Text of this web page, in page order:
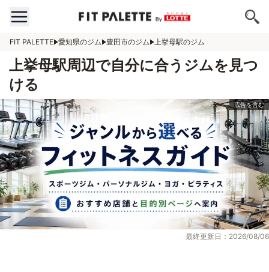
FIT PALETTE 愛知県のジム 豊田市のジム 上挙母駅のジム
上挙母駅周辺で自分に合うジムを見つ
ける
最終更新日：2026/08/06